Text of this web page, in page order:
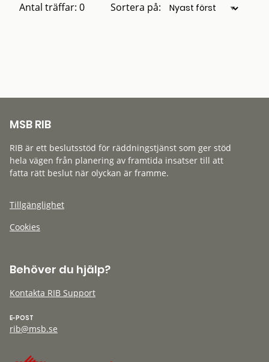
Antal träffar: 0 Sortera på:
MSB RIB
RIB är ett beslutsstöd för räddningstjänst som ger stöd
hela vägen från planering av framtida insatser till att
fatta rätt beslut när olyckan är framme.
Tillgänglighet
Cookies
Behöver du hjälp?
Kontakta RIB Support
E-POST
rib@msb.se